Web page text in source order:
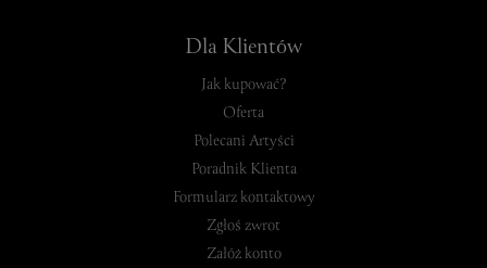
Dla Klientów
Jak kupować?
Oferta
Polecani Artyści
Poradnik Klienta
Formularz kontaktowy
Zgłoś zwrot
Załóż konto